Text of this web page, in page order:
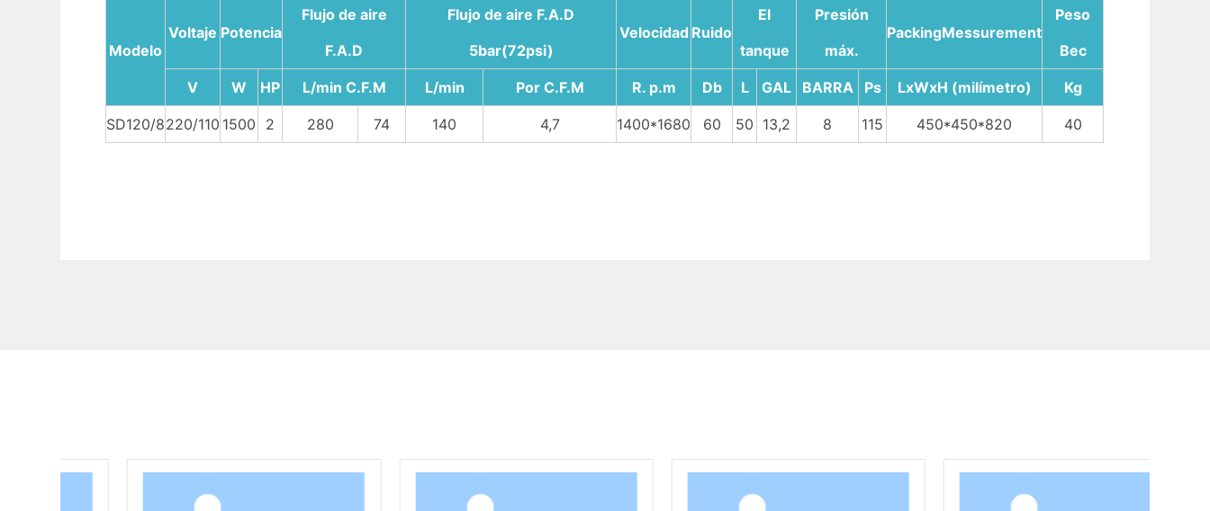
Modelo
Voltaje Potencia
Flujo de aire
F.A.D
Flujo de aire F.A.D
5bar(72psi)
Velocidad Ruido
El
tanque
Presión
máx.
PackingMessurement
Peso
Bec
V W HP L/min C.F.M L/min Por C.F.M R. p.m Db L GAL BARRA Ps LxWxH (milímetro) Kg
SD120/8220/110 1500 2 280 74 140 4,7 1400*1680 60 50 13,2 8 115 450*450*820 40